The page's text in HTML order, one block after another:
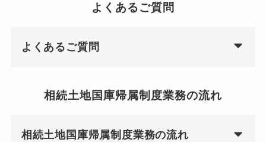
よくあるご質問
よくあるご質問
相続土地国庫帰属制度業務の流れ
相続土地国庫帰属制度業務の流れ